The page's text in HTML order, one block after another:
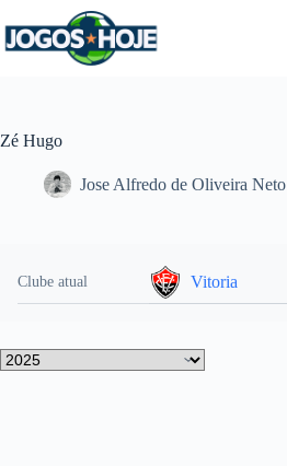
para
o
Zé Hugo
Jose Alfredo de Oliveira Neto
Clube atual Vitoria